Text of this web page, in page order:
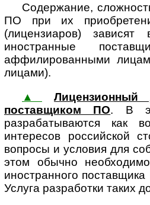
Содержание,
ПО при их
(лицензиаров)
иностранные
аффилированными
лицами).
▲
поставщиком ПО. В
разрабатываются как
интересов российской
вопросы и условия для
этом обычно
иностранного
Услуга разработки таких